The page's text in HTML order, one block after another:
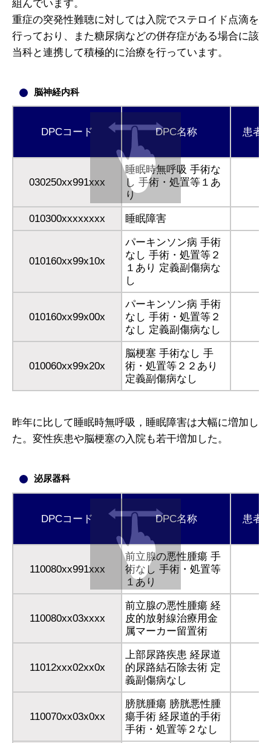
組んでいます。
重症の突発性難聴に対しては入院でステロイド点滴を
行っており、また糖尿病などの併存症がある場合に該
当科と連携して積極的に治療を行っています。
脳神経内科
DPCコード DPC名称 患者
030250xx991xxx
睡眠時無呼吸 手術な
し 手術・処置等１あ
り
010300xxxxxxxx 睡眠障害
010160xx99x10x
パーキンソン病 手術
なし 手術・処置等２
１あり 定義副傷病な
し
010160xx99x00x
パーキンソン病 手術
なし 手術・処置等２
なし 定義副傷病なし
010060xx99x20x
脳梗塞 手術なし 手
術・処置等２２あり
定義副傷病なし
昨年に比して睡眠時無呼吸，睡眠障害は大幅に増加し
た。変性疾患や脳梗塞の入院も若干増加した。
泌尿器科
DPCコード DPC名称 患者
110080xx991xxx
前立腺の悪性腫瘍 手
術なし 手術・処置等
１あり
110080xx03xxxx
前立腺の悪性腫瘍 経
皮的放射線治療用金
属マーカー留置術
11012xxx02xx0x
上部尿路疾患 経尿道
的尿路結石除去術 定
義副傷病なし
110070xx03x0xx
膀胱腫瘍 膀胱悪性腫
瘍手術 経尿道的手術
手術・処置等２なし